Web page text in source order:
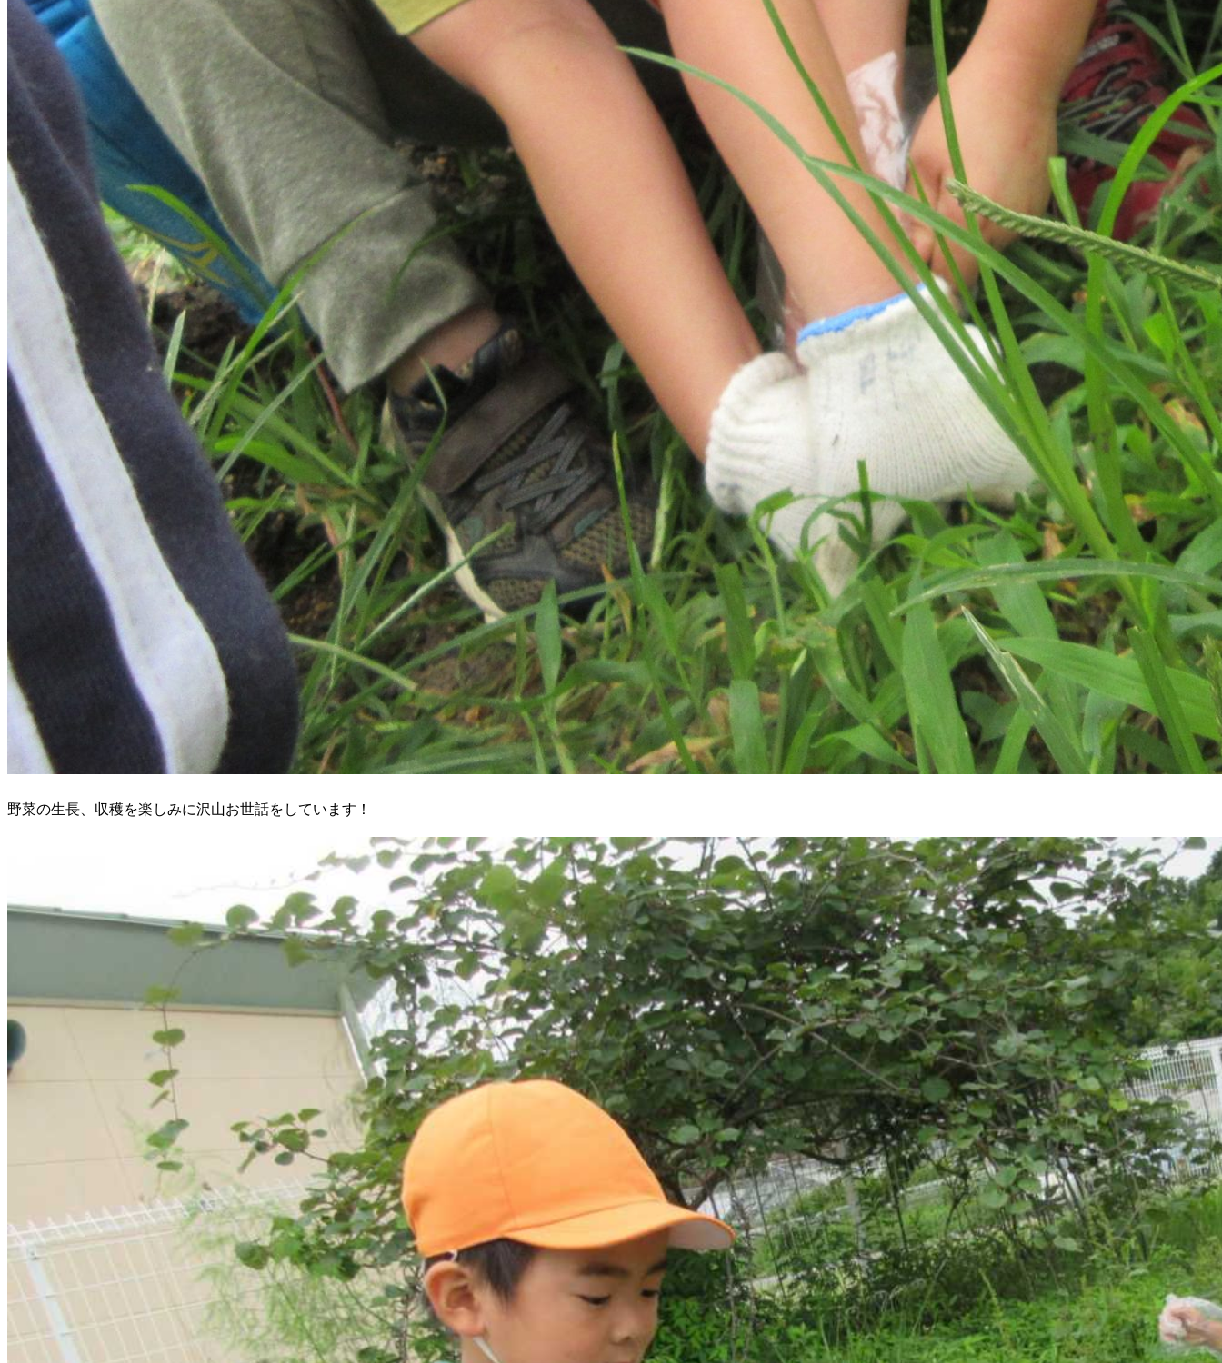
野菜の生長、収穫を楽しみに沢山お世話をしています！